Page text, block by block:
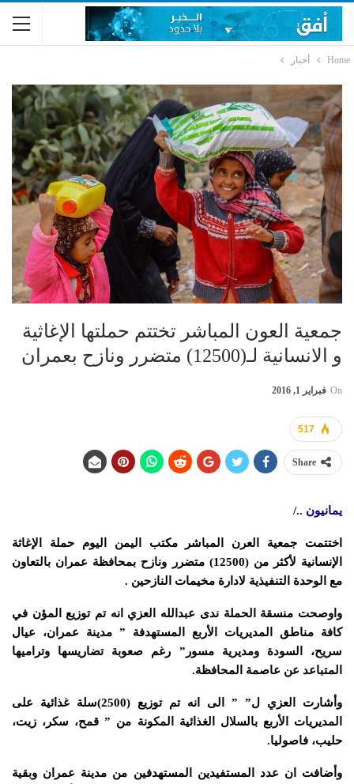
Home أخبار
جمعية العون المباشر تختتم حملتها الإغاثية
و الانسانية لـ(12500) متضرر ونازح بعمران
On فبراير 1, 2016
517
Share
يمانيون ../
اختتمت جمعية العرن المباشر مكتب اليمن اليوم حملة الإغاثة
الإنسانية لأكثر من (12500) متضرر ونازح بمحافظة عمران بالتعاون
مع الوحدة التنفيذية لادارة مخيمات النازحين .
واوصحت منسقة الحملة ندى عبدالله العزي انه تم توزيع المؤن في
كافة مناطق المديريات الأربع المستهدفة ” مدينة عمران، عيال
سريح، السودة ومديرية مسور” رغم صعوبة تضاريسها وتراميها
المتباعد عن عاصمة المحافظة.
وأشارت العزي ل” ” الى انه تم توزيع (2500)سلة غذائية على
المديريات الأربع بالسلال الغذائية المكونة من ” قمح، سكر، زيت،
حليب، فاصوليا.
وأضافت ان عدد المستفيدين المستهدفين من مدينة عمران وبقية